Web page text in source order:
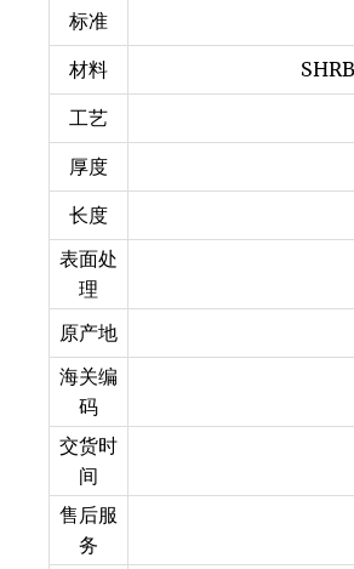
标准
材料
工艺
厚度
长度
表面处
理
原产地
海关编
码
交货时
间
售后服
务